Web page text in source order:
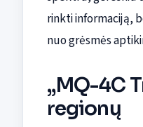
rinkti informaciją,
nuo grėsmės
„MQ-4C
regionų